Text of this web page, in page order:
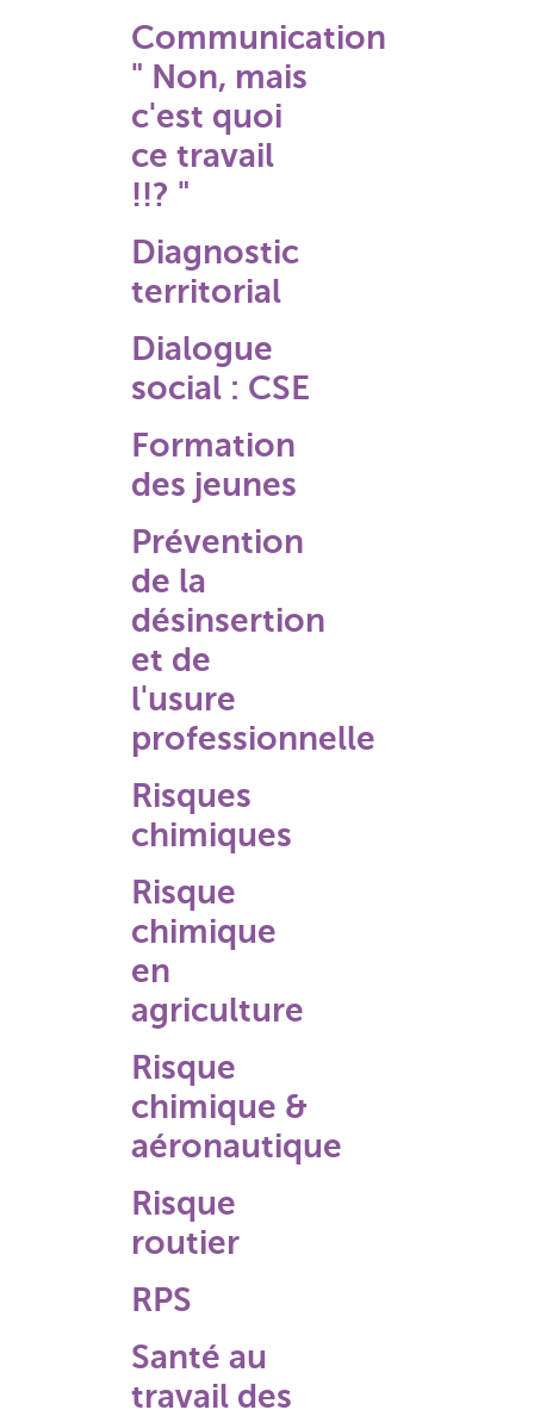
Communication
" Non, mais
c'est quoi
ce travail
!!? "
Diagnostic
territorial
Dialogue
social : CSE
Formation
des jeunes
Prévention
de la
désinsertion
et de
l'usure
professionnelle
Risques
chimiques
Risque
chimique
en
agriculture
Risque
chimique &
aéronautique
Risque
routier
RPS
Santé au
travail des